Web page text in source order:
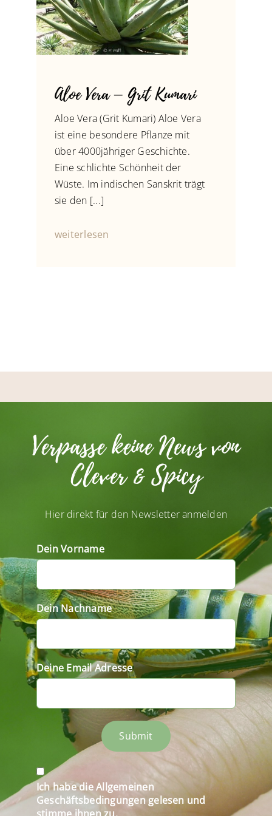
Aloe Vera – Grit Kumari
Aloe Vera (Grit Kumari) Aloe Vera
ist eine besondere Pflanze mit
über 4000jähriger Geschichte.
Eine schlichte Schönheit der
Wüste. Im indischen Sanskrit trägt
sie den [...]
weiterlesen
Verpasse keine News von
Clever & Spicy
Hier direkt für den Newsletter anmelden
Dein Vorname
Dein Nachname
Deine Email Adresse
Submit
Ich habe die Allgemeinen
Geschäftsbedingungen gelesen und